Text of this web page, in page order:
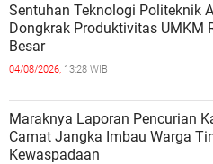
Sentuhan Teknologi Politeknik
Dongkrak Produktivitas UMKM
Besar
04/08/2026, 13:28 WIB
Maraknya Laporan Pencurian
Camat Jangka Imbau Warga
Kewaspadaan